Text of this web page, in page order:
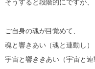
そうすると段階的にですが、
ご自身の魂が目覚めて、
魂と響きあい（魂と連動し）
宇宙と響ききあい（宇宙と連